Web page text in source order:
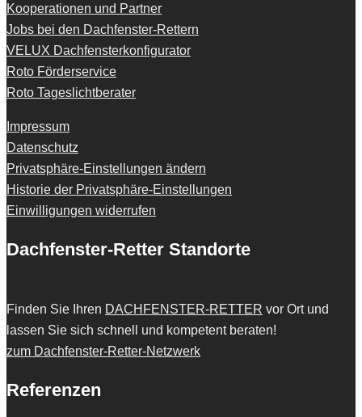
Kooperationen und Partner
Jobs bei den Dachfenster-Rettern
VELUX Dachfensterkonfigurator
Roto Förderservice
Roto Tageslichtberater
Impressum
Datenschutz
Privatsphäre-Einstellungen ändern
Historie der Privatsphäre-Einstellungen
Einwilligungen widerrufen
Dachfenster-Retter Standorte
Finden Sie Ihren DACHFENSTER-RETTER vor Ort und
lassen Sie sich schnell und kompetent beraten!
zum Dachfenster-Retter-Netzwerk
Referenzen